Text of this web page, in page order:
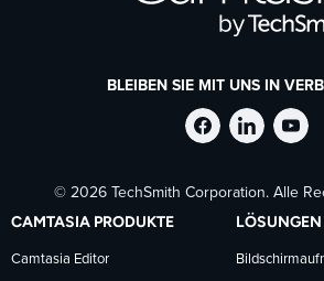
BLEIBEN SIE MIT UNS IN
aufauf
© 2026 TechSmith Corporation. Alle
CAMTASIA PRODUKTE
Camtasia Editor
LÖSUNGEN